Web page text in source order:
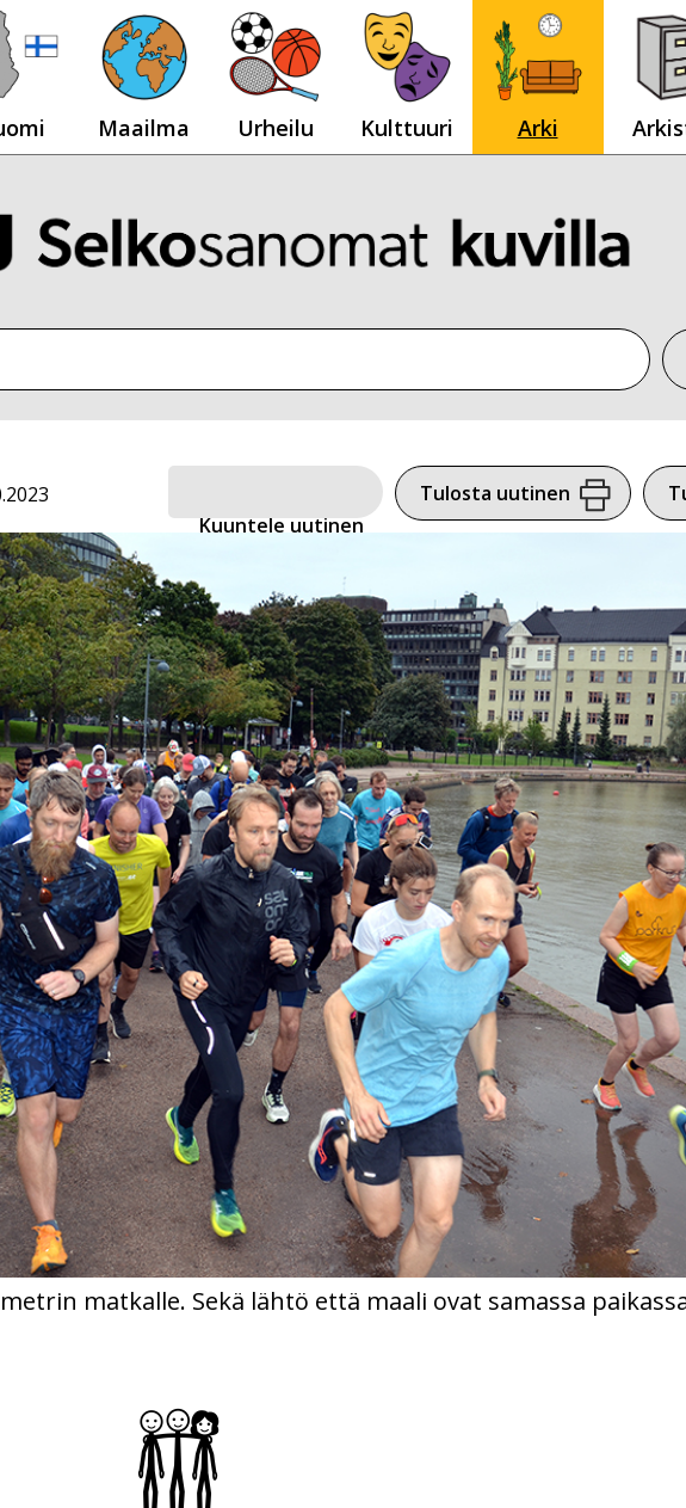
Maailma Urheilu Kulttuuri Arki
Kuuntele uutinen
Tulosta uutinen
matkalle. Sekä lähtö että maali ovat samassa